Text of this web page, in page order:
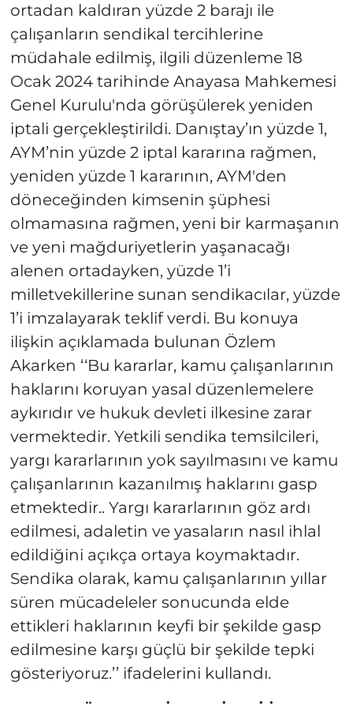
ortadan kaldıran yüzde 2 barajı ile
çalışanların sendikal tercihlerine
müdahale edilmiş, ilgili düzenleme 18
Ocak 2024 tarihinde Anayasa Mahkemesi
Genel Kurulu'nda görüşülerek yeniden
iptali gerçekleştirildi. Danıştay’ın yüzde 1,
AYM’nin yüzde 2 iptal kararına rağmen,
yeniden yüzde 1 kararının, AYM'den
döneceğinden kimsenin şüphesi
olmamasına rağmen, yeni bir karmaşanın
ve yeni mağduriyetlerin yaşanacağı
alenen ortadayken, yüzde 1’i
milletvekillerine sunan sendikacılar, yüzde
1’i imzalayarak teklif verdi. Bu konuya
ilişkin açıklamada bulunan Özlem
Akarken ‘‘Bu kararlar, kamu çalışanlarının
haklarını koruyan yasal düzenlemelere
aykırıdır ve hukuk devleti ilkesine zarar
vermektedir. Yetkili sendika temsilcileri,
yargı kararlarının yok sayılmasını ve kamu
çalışanlarının kazanılmış haklarını gasp
etmektedir.. Yargı kararlarının göz ardı
edilmesi, adaletin ve yasaların nasıl ihlal
edildiğini açıkça ortaya koymaktadır.
Sendika olarak, kamu çalışanlarının yıllar
süren mücadeleler sonucunda elde
ettikleri haklarının keyfi bir şekilde gasp
edilmesine karşı güçlü bir şekilde tepki
gösteriyoruz.’’ ifadelerini kullandı.